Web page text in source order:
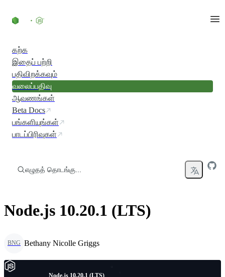
கற்க
இதைப் பற்றி
பதிவிறக்கவும்
வலைப்பதிவு
ஆவணங்கள்
Beta Docs
பங்களியுங்கள்
பாடப்பிரிவுகள்
எழுதத் தொடங்கு...
Node.js 10.20.1 (LTS)
BNG Bethany Nicolle Griggs
Node.js 10.20.1 (LTS)